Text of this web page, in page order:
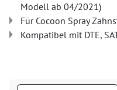
Modell ab 04/2021)
Für Cocoon Spray
Kompatibel mit DTE,